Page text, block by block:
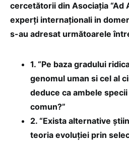
cercetătorii din Asociația “Ad
experți internaționali in
s-au adresat următoarele
1. “Pe baza gradului
genomul uman si cel al
deduce ca ambele
comun?”
2. “Exista alternative
teoria evoluției prin